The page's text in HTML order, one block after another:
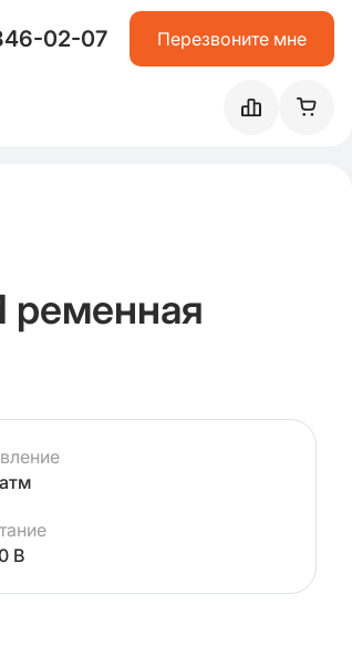
02-07 Перезвоните мне
В